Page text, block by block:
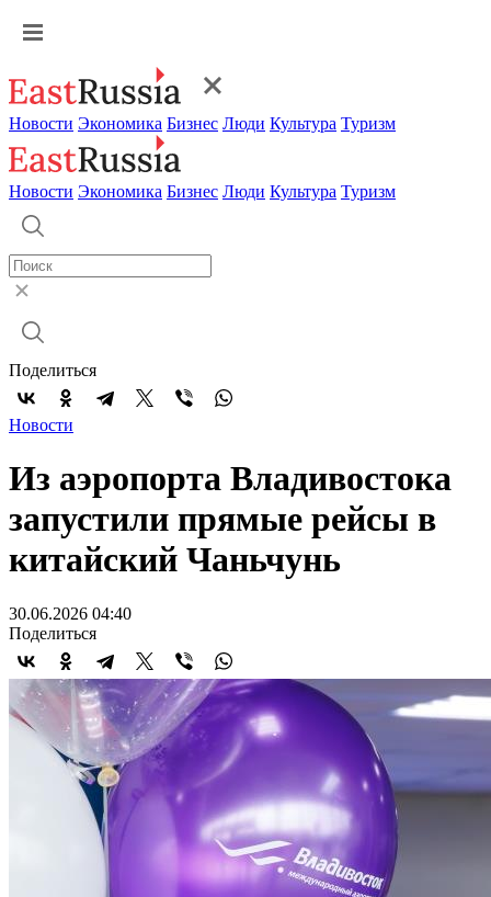
Новости Экономика Бизнес Люди Культура Туризм
Новости Экономика Бизнес Люди Культура Туризм
Поделиться
Новости
Из аэропорта Владивостока
запустили прямые рейсы в
китайский Чаньчунь
30.06.2026 04:40
Поделиться